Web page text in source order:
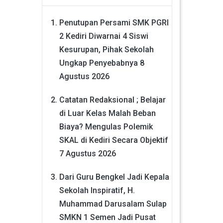
Penutupan Persami SMK PGRI
2 Kediri Diwarnai 4 Siswi
Kesurupan, Pihak Sekolah
Ungkap Penyebabnya 8
Agustus 2026
Catatan Redaksional ; Belajar
di Luar Kelas Malah Beban
Biaya? Mengulas Polemik
SKAL di Kediri Secara Objektif
7 Agustus 2026
Dari Guru Bengkel Jadi Kepala
Sekolah Inspiratif, H.
Muhammad Darusalam Sulap
SMKN 1 Semen Jadi Pusat